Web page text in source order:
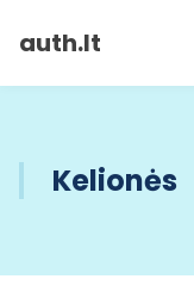
auth.lt
Kelionės